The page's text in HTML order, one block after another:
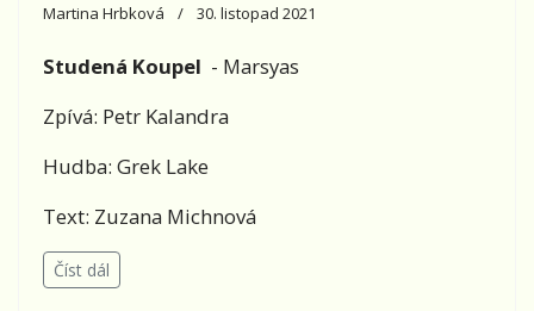
Martina Hrbková 30. listopad 2021
Studená Koupel - Marsyas
Zpívá: Petr Kalandra
Hudba: Grek Lake
Text: Zuzana Michnová
Číst dál